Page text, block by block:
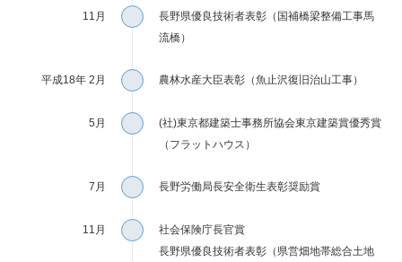
11月
長野県優良技術者表彰（国補橋梁整備工事馬
流橋）
平成18年 2月 農林水産大臣表彰（魚止沢復旧治山工事）
5月
(社)東京都建築士事務所協会東京建築賞優秀賞
（フラットハウス）
7月 長野労働局長安全衛生表彰奨励賞
11月
社会保険庁長官賞
長野県優良技術者表彰（県営畑地帯総合土地